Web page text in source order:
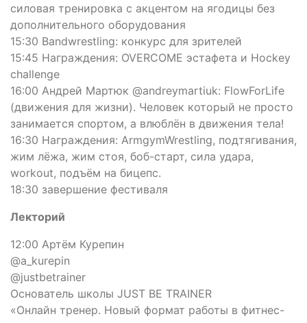
силовая тренировка с акцентом на ягодицы без
дополнительного оборудования
15:30 Bandwrestling: конкурс для зрителей
15:45 Награждения: OVERCOME эстафета и Hockey
challenge
16:00 Андрей Мартюк @andreymartiuk: FlowForLife
(движения для жизни). Человек который не просто
занимается спортом, а влюблён в движения тела!
16:30 Награждения: ArmgymWrestling, подтягивания,
жим лёжа, жим стоя, боб-старт, сила удара,
workout, подъём на бицепс.
18:30 завершение фестиваля
Лекторий
12:00 Артём Курепин
@a_kurepin
@justbetrainer
Основатель школы JUST BE TRAINER
«Онлайн тренер. Новый формат работы в фитнес-